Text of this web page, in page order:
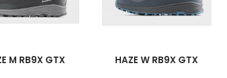
M RB9X GTX
HAZE W RB9X GTX